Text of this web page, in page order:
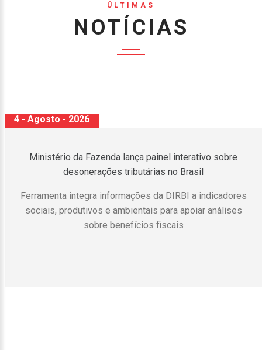
ÚLTIMAS
NOTÍCIAS
4 - Agosto - 2026
Reforma Tributária: tudo o que muda a partir de janeiro de
2027
O primeiro dia de 2027 vai chegar carregado de
novidades. Afinal, é nessa data que boa parte da
Reforma Tributária 2027 sai do papel. Ela passa a valer